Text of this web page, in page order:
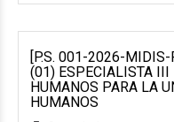
[P.S. 001-2026-
(01) ESPECIALISTA III
HUMANOS PARA LA
HUMANOS